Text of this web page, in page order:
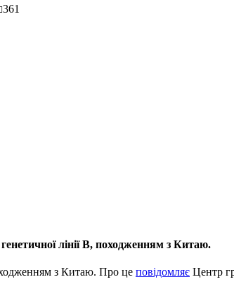
361
лінії B, походженням з Китаю.
з Китаю. Про це повідомляє Центр